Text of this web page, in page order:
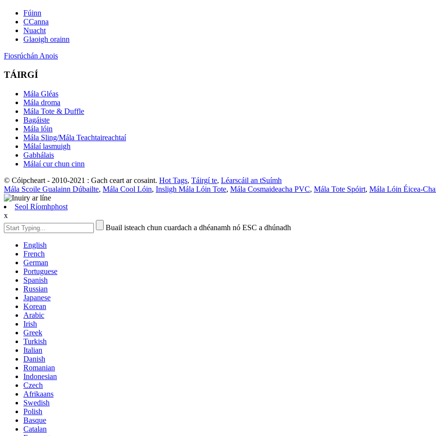
Fúinn
CCanna
Nuacht
Glaoigh orainn
Fiosrúchán Anois
TÁIRGÍ
Mála Gléas
Mála droma
Mála Tote & Duffle
Bagáiste
Mála lóin
Mála Sling/Mála Teachtaireachtaí
Málaí lasmuigh
Gabhálais
Málaí cur chun cinn
© Cóipcheart - 2010-2021 : Gach ceart ar cosaint. Hot Tags, Táirgí te, Léarscáil an tSuímh
Mála Scoile Gualainn Dúbailte, Mála Cool Lóin, Insligh Mála Lóin Tote, Mála Cosmaideacha PVC, Mála Tote Spóirt, Mála Lóin Éicea-
Seol Ríomhphost
x
Buail isteach chun cuardach a dhéanamh nó ESC a dhúnadh
English
French
German
Portuguese
Spanish
Russian
Japanese
Korean
Arabic
Irish
Greek
Turkish
Italian
Danish
Romanian
Indonesian
Czech
Afrikaans
Swedish
Polish
Basque
Catalan